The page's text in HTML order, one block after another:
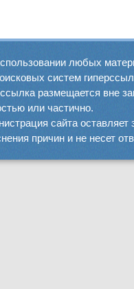
любых
систем
размещается вне
или частично.
сайта оставляет
причин и не несет